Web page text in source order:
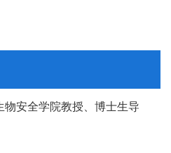
物安全学院教授、博士生导